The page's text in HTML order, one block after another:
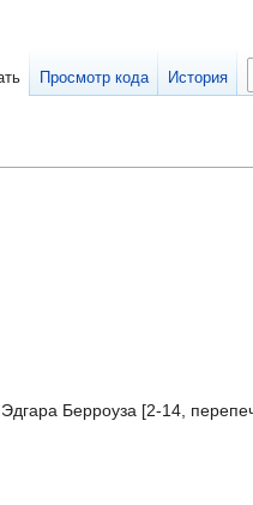
Берроуза [2-14,
Просмотр кода История